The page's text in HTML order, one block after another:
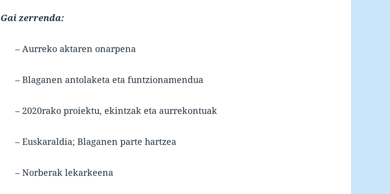
Gai zerrenda:
– Aurreko aktaren onarpena
– Blaganen antolaketa eta funtzionamendua
– 2020rako proiektu, ekintzak eta aurrekontuak
– Euskaraldia; Blaganen parte hartzea
– Norberak lekarkeena